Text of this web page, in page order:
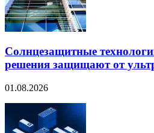
Солнцезащитные
решения защищают от
01.08.2026